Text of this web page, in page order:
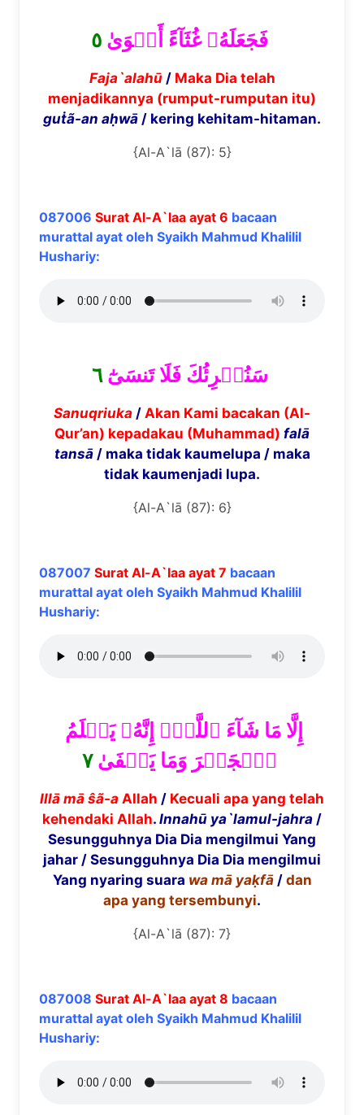
فَجَعَلَهُۥ غُثَآءً أَحۡوَىٰ ٥
Faja`alahū/ Maka Dia telah
menjadikannya (rumput-rumputan itu)
guṫã-an aḥwā / kering kehitam-hitaman.
{Al-A`lā (87): 5}
087006 Surat Al-A`laa ayat 6 bacaan
murattal ayat oleh Syaikh Mahmud Khalilil
Hushariy:
سَنُقۡرِئُكَ فَلَا تَنسَىٰٓ٦
Sanuqriuka / Akan Kami bacakan (Al-
Qur’an) kepadakau (Muhammad) falā
tansā/ maka tidak kaumelupa / maka
tidak kaumenjadi lupa.
{Al-A`lā (87): 6}
087007 Surat Al-A`laa ayat 7 bacaan
murattal ayat oleh Syaikh Mahmud Khalilil
Hushariy:
إِلَّا مَا شَآءَ ٱللَّهُۚ إِنَّهُۥ يَعۡلَمُ
ٱلۡجَهۡرَ وَمَا يَخۡفَىٰ٧
Illā mā ŝã-a Allah / Kecuali apa yang telah
kehendaki Allah. Innahū ya`lamul-jahra /
Sesungguhnya Dia Dia mengilmui Yang
jahar / Sesungguhnya Dia Dia mengilmui
Yang nyaring suara wa mā yaḳfā / dan
apa yang tersembunyi.
{Al-A`lā (87): 7}
087008 Surat Al-A`laa ayat 8 bacaan
murattal ayat oleh Syaikh Mahmud Khalilil
Hushariy: